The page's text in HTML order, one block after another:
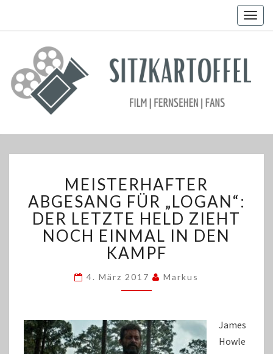
ABGESANG
FÜR
„LOGAN“:
DER
LETZTE
HELD
NOCH
EINMAL
DEN
KAMPF
MEISTERHAFTER
ABGESANG FÜR „LOGAN“:
DER LETZTE HELD ZIEHT
NOCH EINMAL IN DEN
KAMPF
4. März 2017 Markus
James
Howle